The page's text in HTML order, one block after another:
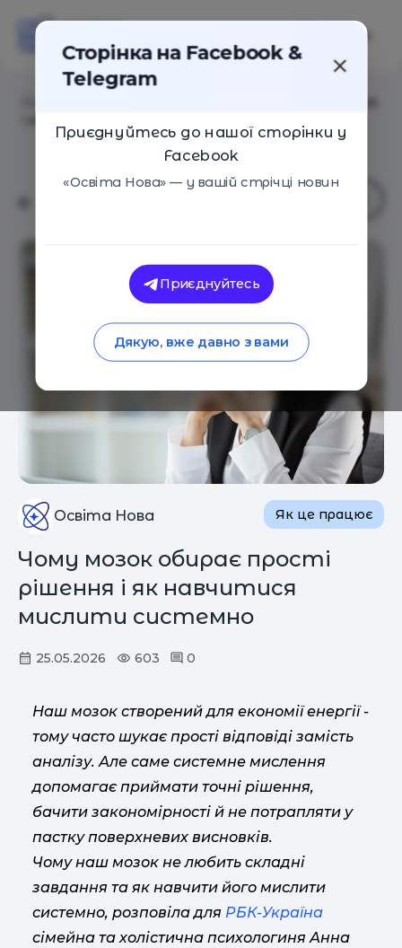
Освіта Нова Як це працює
Чому мозок обирає прості
рішення і як навчитися
мислити системно
25.05.2026 603 0
Наш мозок створений для економії енергії -
тому часто шукає прості відповіді замість
аналізу. Але саме системне мислення
допомагає приймати точні рішення,
бачити закономірності й не потрапляти у
пастку поверхневих висновків.
Чому наш мозок не любить складні
завдання та як навчити його мислити
системно, розповіла для РБК-Україна
сімейна та холістична психологиня Анна
Сторінка на Facebook &
Telegram
Приєднуйтесь до нашої сторінки у
Facebook
«Освіта Нова» — у вашій стрічці новин
Приєднуйтесь
Дякую, вже давно з вами